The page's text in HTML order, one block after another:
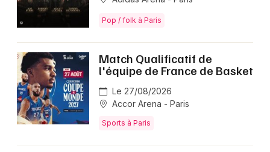
Pop / folk à Paris
Match Qualificatif de
l'équipe de France de Basket
Le 27/08/2026
Accor Arena - Paris
Sports à Paris